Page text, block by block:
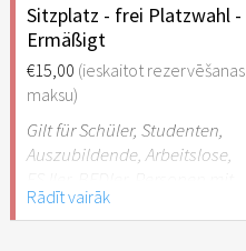
Sitzplatz - frei Platzwahl -
Ermäßigt
€15,00 (ieskaitot rezervēšanas
maksu)
Gilt für Schüler, Studenten,
Auszubildende, Arbeitslose,
Behinderungen
Rādīt vairāk